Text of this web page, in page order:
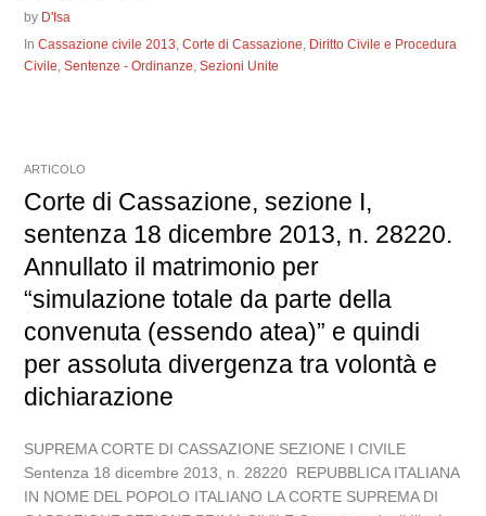
by D'Isa
InCassazione civile 2013,Corte di Cassazione, Diritto Civile e Procedura
Civile,Sentenze - Ordinanze,Sezioni Unite
ARTICOLO
Corte di Cassazione, sezione I,
sentenza 18 dicembre 2013, n. 28220.
Annullato il matrimonio per
“simulazione totale da parte della
convenuta (essendo atea)” e quindi
per assoluta divergenza tra volontà e
dichiarazione
SUPREMA CORTE DI CASSAZIONE SEZIONE I CIVILE
Sentenza 18 dicembre 2013, n. 28220 REPUBBLICA ITALIANA
IN NOME DEL POPOLO ITALIANO LA CORTE SUPREMA DI